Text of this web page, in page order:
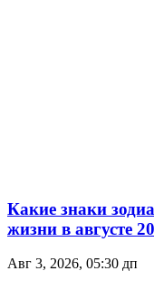
Какие знаки
жизни в августе
Авг 3, 2026, 05:30 дп